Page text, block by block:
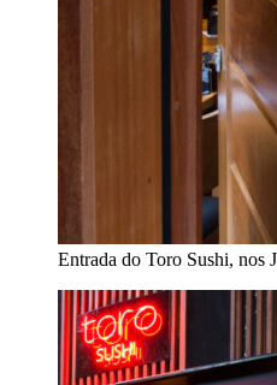
Entrada do Toro Sushi, nos